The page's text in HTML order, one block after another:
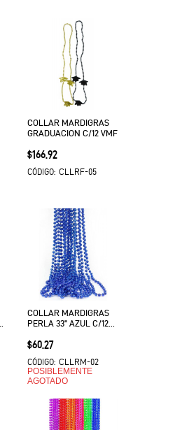
COLLAR MARDIGRAS
GRADUACION C/12 VMF
Precio
$166.92
CÓDIGO: CLLRF-05
COLLAR MARDIGRAS
PERLA 33" AZUL C/12
Precio
$60.27
CÓDIGO: CLLRM-02
POSIBLEMENTE
AGOTADO